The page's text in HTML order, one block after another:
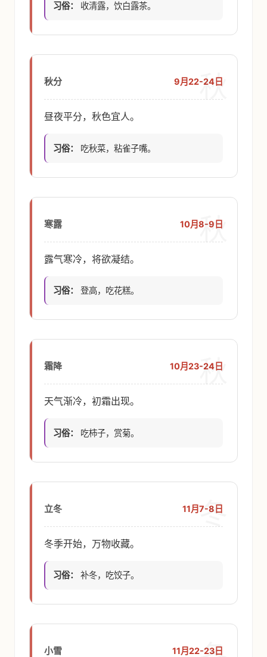
习俗： 收清露，饮白露茶。
秋
秋分 9月22-24日
昼夜平分，秋色宜人。
习俗： 吃秋菜，粘雀子嘴。
秋
寒露 10月8-9日
露气寒冷，将欲凝结。
习俗： 登高，吃花糕。
秋
霜降 10月23-24日
天气渐冷，初霜出现。
习俗： 吃柿子，赏菊。
冬
立冬 11月7-8日
冬季开始，万物收藏。
习俗： 补冬，吃饺子。
小雪 11月22-23日